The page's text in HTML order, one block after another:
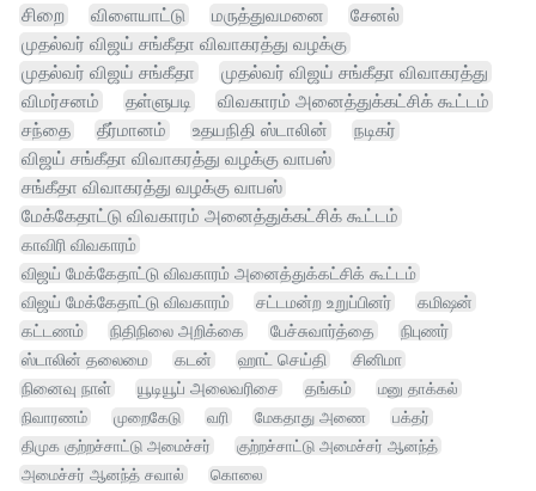
சிறை
விளையாட்டு மருத்துவமனை
சேனல்
முதல்வர் விஜய் சங்கீதா விவாகரத்து வழக்கு
முதல்வர் விஜய் சங்கீதா
முதல்வர் விஜய் சங்கீதா விவாகரத்து
விமர்சனம்
தள்ளுபடி விவகாரம் அனைத்துக்கட்சிக் கூட்டம்
சந்தை தீர்மானம் உதயநிதி ஸ்டாலின்
நடிகர்
விஜய் சங்கீதா விவாகரத்து வழக்கு வாபஸ்
சங்கீதா விவாகரத்து வழக்கு வாபஸ்
மேக்கேதாட்டு விவகாரம் அனைத்துக்கட்சிக் கூட்டம்
காவிரி விவகாரம்
விஜய் மேக்கேதாட்டு விவகாரம் அனைத்துக்கட்சிக் கூட்டம்
விஜய் மேக்கேதாட்டு விவகாரம்
சட்டமன்ற உறுப்பினர்
கமிஷன்
கட்டணம்
நிதிநிலை அறிக்கை பேச்சுவார்த்தை நிபுணர்
ஸ்டாலின் தலைமை கடன் ஹாட் செய்தி
சினிமா
நினைவு நாள்
யூடியூப் அலைவரிசை தங்கம்
மனு தாக்கல்
நிவாரணம்
முறைகேடு வரி மேகதாது அணை
பக்தர்
திமுக குற்றச்சாட்டு அமைச்சர்
குற்றச்சாட்டு அமைச்சர் ஆனந்த்
அமைச்சர் ஆனந்த் சவால்
கொலை